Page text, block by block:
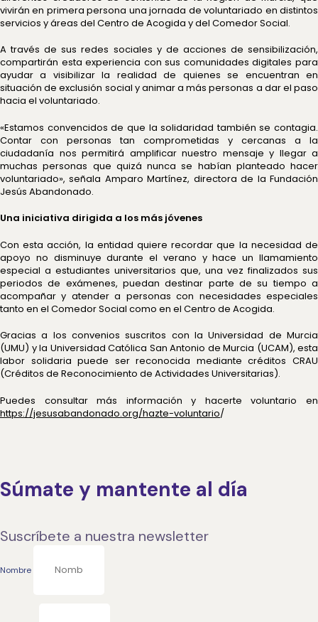
vivirán en primera persona una jornada de voluntariado en distintos
servicios y áreas del Centro de Acogida y del Comedor Social.
A través de sus redes sociales y de acciones de sensibilización,
compartirán esta experiencia con sus comunidades digitales para
ayudar a visibilizar la realidad de quienes se encuentran en
situación de exclusión social y animar a más personas a dar el paso
hacia el voluntariado.
«Estamos convencidos de que la solidaridad también se contagia.
Contar con personas tan comprometidas y cercanas a la
ciudadanía nos permitirá amplificar nuestro mensaje y llegar a
muchas personas que quizá nunca se habían planteado hacer
voluntariado», señala Amparo Martínez, directora de la Fundación
Jesús Abandonado.
Una iniciativa dirigida a los más jóvenes
Con esta acción, la entidad quiere recordar que la necesidad de
apoyo no disminuye durante el verano y hace un llamamiento
especial a estudiantes universitarios que, una vez finalizados sus
periodos de exámenes, puedan destinar parte de su tiempo a
acompañar y atender a personas con necesidades especiales
tanto en el Comedor Social como en el Centro de Acogida.
Gracias a los convenios suscritos con la Universidad de Murcia
(UMU) y la Universidad Católica San Antonio de Murcia (UCAM), esta
labor solidaria puede ser reconocida mediante créditos CRAU
(Créditos de Reconocimiento de Actividades Universitarias).
Puedes consultar más información y hacerte voluntario en
https://jesusabandonado.org/hazte-voluntario/
Súmate y mantente al día
Suscríbete a nuestra newsletter
Nombre